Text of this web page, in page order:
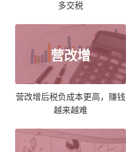
多交税
营改增
营改增后税负成本更高，赚钱
越来越难